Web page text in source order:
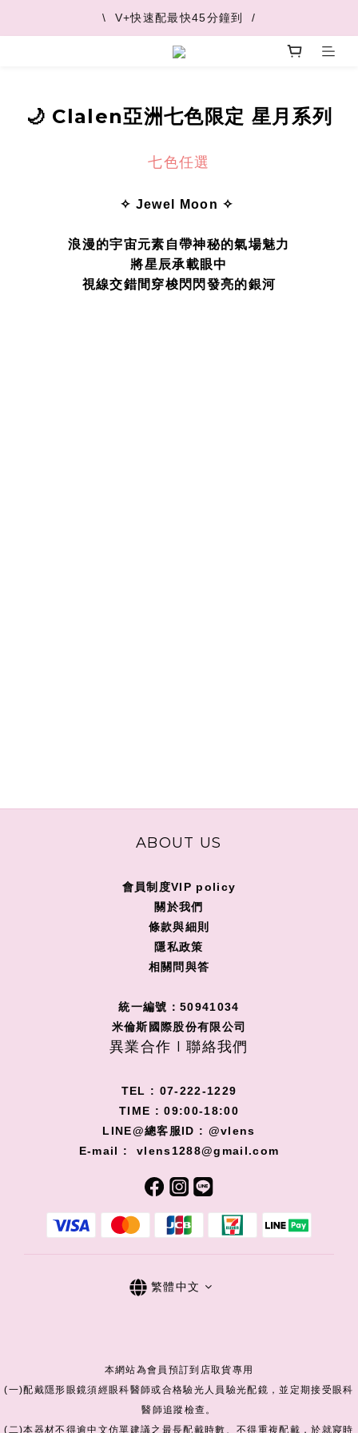
\  V+快速配最快45分鐘到  /
\  V+快速配最快45分鐘到  /
\  推薦好友 領取購物金  /
🌙 Clalen亞洲七色限定 星月系列
七色任選
✧ Jewel Moon ✧
浪漫的宇宙元素自帶神秘的氣場魅力
將星辰承載眼中
視線交錯間穿梭閃閃發亮的銀河
ABOUT US
會員制度VIP policy
關於我們
條款與細則
隱私政策
相關問與答
統一編號：50941034
米倫斯國際股份有限公司
異業合作 I 聯絡我們
TEL : 07-222-1229
TIME : 09:00-18:00
LINE@總客服ID : @vlens
E-mail : vlens1288@gmail.com
繁體中文
本網站為會員預訂到店取貨專用
(一)配戴隱形眼鏡須經眼科醫師或合格驗光人員驗光配鏡，並定期接受眼科
醫師追蹤檢查。
(二)本器材不得逾中文仿單建議之最長配戴時數、不得重複配戴，於就寢時